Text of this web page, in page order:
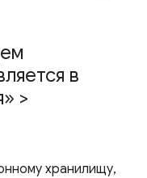
в
>
хранилищу,